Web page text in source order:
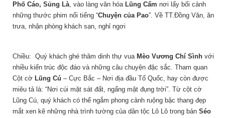
Phố Cáo, Sủng Là, vào làng văn hóa Lũng Cẩm nơi lấy bối cảnh
những thước phim nổi tiếng “Chuyện của Pao”. Về TT.Đồng Văn, ăn
trưa, nhận phòng khách sạn, nghỉ ngơi
Chiều: Quý khách ghé thăm dinh thự vua Mèo Vương Chí Sình với
nhiều kiến trúc độc đáo và những câu chuyện đặc sắc. Tham quan
Cột cờ Lũng Cú – Cực Bắc – Nơi địa đầu Tổ Quốc, hay còn được
miêu tả là: “Nơi cúi mặt sát đất, ngẩng mặt đụng trời”. Từ cột cờ
Lũng Cú, quý khách có thể ngắm phong cảnh ruộng bậc thang đẹp
mắt xen kẽ những nhà trình tường của dân tộc Lô Lô trong bản Séo